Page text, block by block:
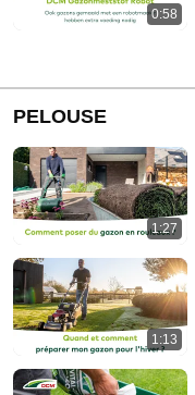
0:58
PELOUSE
1:27
1:13